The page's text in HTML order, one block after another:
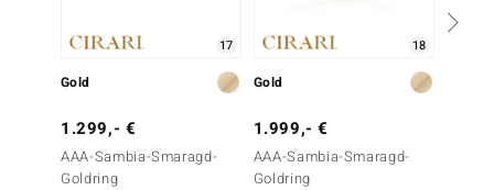
17
Gold
1.299,- €
AAA-Sambia-Smaragd-
Goldring
18
Gold
1.999,- €
AAA-Sambia-Smaragd-
Goldring